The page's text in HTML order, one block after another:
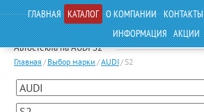
ГЛАВНАЯ КАТАЛОГ О КОМПАНИИ КОНТАКТЫ
ИНФОРМАЦИЯ АКЦИИ
Автостекла на AUDI S2
Главная / Выбор марки /AUDI/S2